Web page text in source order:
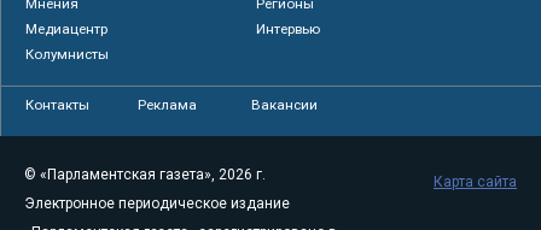
Медиацентр
Интервью
Колумнисты
Контакты Реклама Вакансии
© «Парламентская газета», 2026 г.
Электронное периодическое издание
Карта сайта